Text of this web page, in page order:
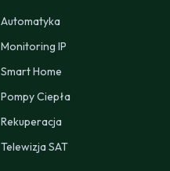
Automatyka
Monitoring IP
Smart Home
Pompy Ciepła
Rekuperacja
Telewizja SAT